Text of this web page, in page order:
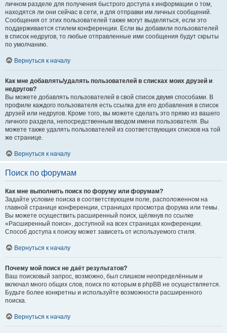
личном разделе для получения быстрого доступа к информации о том,
находятся ли они сейчас в сети, и для отправки им личных сообщений.
Сообщения от этих пользователей также могут выделяться, если это
поддерживается стилем конференции. Если вы добавили пользователей
в список недругов, то любые отправленные ими сообщения будут скрыты
по умолчанию.
Вернуться к началу
Как мне добавлять/удалять пользователей в списках моих друзей и
недругов?
Вы можете добавлять пользователей в свой список двумя способами. В
профиле каждого пользователя есть ссылка для его добавления в список
друзей или недругов. Кроме того, вы можете сделать это прямо из вашего
личного раздела, непосредственным вводом имени пользователя. Вы
можете также удалять пользователей из соответствующих списков на той
же странице.
Вернуться к началу
Поиск по форумам
Как мне выполнить поиск по форуму или форумам?
Задайте условие поиска в соответствующем поле, расположенном на
главной странице конференции, страницах просмотра форума или темы.
Вы можете осуществить расширенный поиск, щёлкнув по ссылке
«Расширенный поиск», доступной на всех страницах конференции.
Способ доступа к поиску может зависеть от используемого стиля.
Вернуться к началу
Почему мой поиск не даёт результатов?
Ваш поисковый запрос, возможно, был слишком неопределённым и
включал много общих слов, поиск по которым в phpBB не осуществляется.
Будьте более конкретны и используйте возможности расширенного
поиска.
Вернуться к началу